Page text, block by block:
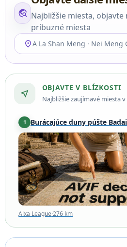
travel_explore Najbližšie miesta, objavte
príbuzné miesta
location_onA La Shan Meng · Nei Meng
near_me
OBJAVTE V BLÍZKOSTI
Najbližšie zaujímavé miesta
1 Burácajúce duny púšte
Alxa League·276 km
Alxa League·276 km